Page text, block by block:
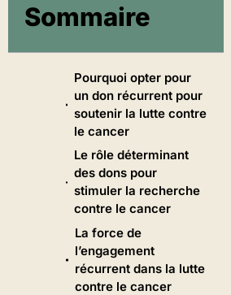
Sommaire
Pourquoi opter pour
un don récurrent pour
soutenir la lutte contre
le cancer
Le rôle déterminant
des dons pour
stimuler la recherche
contre le cancer
La force de
l’engagement
récurrent dans la lutte
contre le cancer